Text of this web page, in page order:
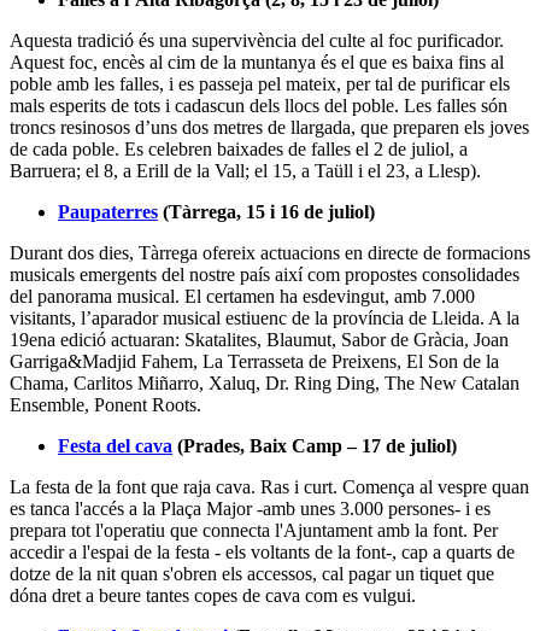
Durant dos dies, Tàrrega ofereix actuacions en directe de formacions
musicals emergents del nostre país així com propostes consolidades
del panorama musical. El certamen ha esdevingut, amb 7.000
visitants, l’aparador musical estiuenc de la província de Lleida. A la
19ena edició actuaran: Skatalites, Blaumut, Sabor de Gràcia, Joan
Garriga&Madjid Fahem, La Terrasseta de Preixens, El Son de la
Chama, Carlitos Miñarro, Xaluq, Dr. Ring Ding, The New Catalan
Ensemble, Ponent Roots.
Festa del cava(Prades, Baix Camp – 17 de juliol)
La festa de la font que raja cava. Ras i curt. Comença al vespre quan
es tanca l'accés a la Plaça Major -amb unes 3.000 persones- i es
prepara tot l'operatiu que connecta l'Ajuntament amb la font. Per
accedir a l'espai de la festa - els voltants de la font-, cap a quarts de
dotze de la nit quan s'obren els accessos, cal pagar un tiquet que
dóna dret a beure tantes copes de cava com es vulgui.
Festa de Sant Antoni
juliol)
El fabiol, la Colcada, les candeletes, el Jaleo, l’aigua-ros repartit
pels caixers a la plaça S’algaret … Són elements que els peninsulars
només poden conéixer si viuen des de dins la festa en honor a Sant
Antoni que li dedica el municipi de Fornells.
Trobada d'acordionistes d'Arsèguel i la Seu d'Urgell
(Arsèguel, Alt Urgell - 30 i 31 de juliol)